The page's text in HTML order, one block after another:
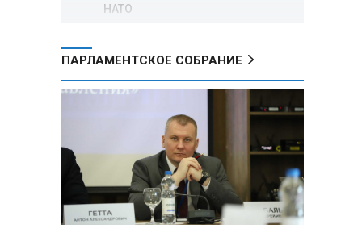
НАТО
новых атаках ВСУ пострадали
Александр Лукашенко о
работе Белкоопсоюза: «Если это
так, это жуть»
Минск возглавил рейтинг
самых популярных зарубежных
городов у российских туристов
ПАРЛАМЕНТСКОЕ СОБРАНИЕ